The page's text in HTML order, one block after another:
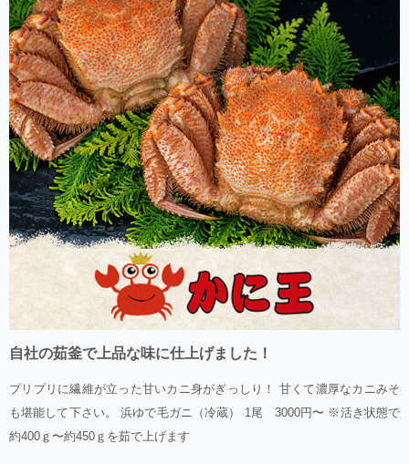
自社の茹釜で上品な味に仕上げました！
プリプリに繊維が立った甘いカニ身がぎっしり！ 甘くて濃厚なカニみそ
も堪能して下さい。 浜ゆで毛ガニ（冷蔵） 1尾 3000円〜 ※活き状態で
約400ｇ〜約450ｇを茹で上げます